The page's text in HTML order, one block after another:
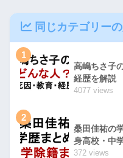
同じカテゴリー
1
高嶋ちさ子
経歴を解説
4077 views
2
桑田佳祐の
身高校・中
372 views